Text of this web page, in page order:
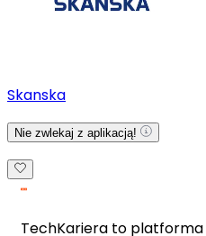
Skanska
Nie zwlekaj z aplikacją!
TechKariera to